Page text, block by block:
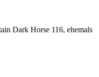
Dark Horse 116, ehemals